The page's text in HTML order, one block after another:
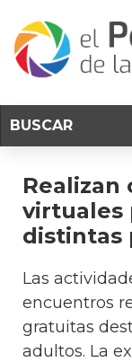
Realizan
virtuales
distintas
Las
encuentros
gratuitas
adultos. La